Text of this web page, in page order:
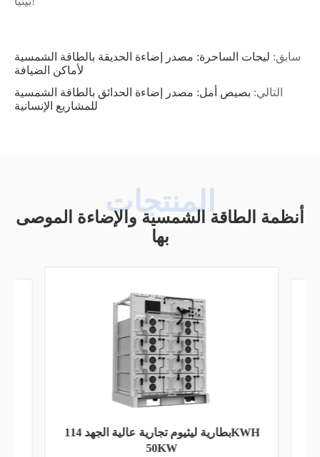
سابق: ليحات الساحرة: مصدر إضاءة الحديقة بالطاقة الشمسية
لأماكن الضيافة
التالي: بصيص أمل: مصدر إضاءة الحدائق بالطاقة الشمسية
للمشاريع الإنسانية
أنظمة الطاقة الشمسية والإضاءة الموصى
بها
بطارية ليثيوم تجارية عالية الجهد 114KWH
50KW